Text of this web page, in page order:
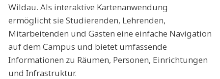
Wildau. Als interaktive Kartenanwendung
ermöglicht sie Studierenden, Lehrenden,
Mitarbeitenden und Gästen eine einfache Navigation
auf dem Campus und bietet umfassende
Informationen zu Räumen, Personen, Einrichtungen
und Infrastruktur.